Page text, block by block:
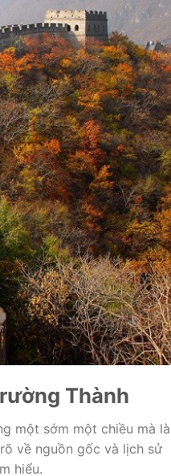
Thành
một sớm một chiều mà là
về nguồn gốc và lịch sử
hiểu.